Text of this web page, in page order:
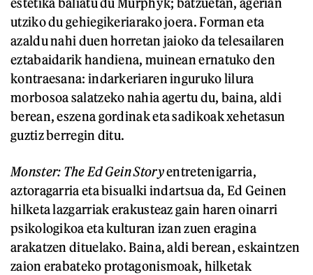
utziko du gehiegikeriarako joera. Forman eta
azaldu nahi duen horretan jaioko da telesailaren
eztabaidarik handiena, muinean ernatuko den
kontraesana: indarkeriaren inguruko lilura
morbosoa salatzeko nahia agertu du, baina, aldi
berean, eszena gordinak eta sadikoak xehetasun
guztiz berregin ditu.
Monster: The Ed Gein Storyentretenigarria,
aztoragarria eta bisualki indartsua da, Ed Geinen
hilketa lazgarriak erakusteaz gain haren oinarri
psikologikoa eta kulturan izan zuen eragina
arakatzen dituelako. Baina, aldi berean, eskaintzen
zaion erabateko protagonismoak, hilketak